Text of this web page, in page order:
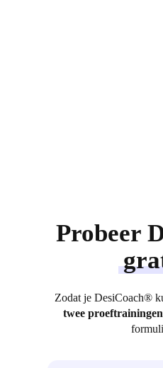
Probeer
Zodat je DesiCoach®
twee proeftrainingen